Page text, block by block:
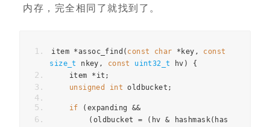
内存，完全相同了就找到了。
item *assoc_find ( const char * key ,
const
size_t
nkey , const uint32_t hv )
{
    item
* it ;
unsigned
int oldbucket ;
if ( expanding &&
( oldbucket = ( hv & hashmask( has